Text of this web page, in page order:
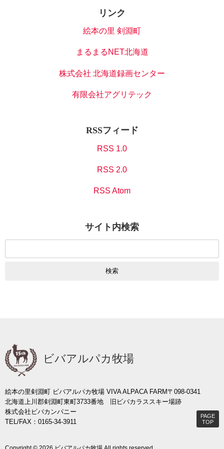
リンク
絵本の里 剣淵町
まるまるNET北海道
株式会社 北海道録画センター
有限会社アグリテック
RSSフィード
RSS 1.0
RSS 2.0
RSS Atom
サイト内検索
ビバアルパカ牧場
絵本の里剣淵町 ビバアルパカ牧場 VIVA ALPACA FARM〒098-0341
北海道上川郡剣淵町東町3733番地 旧ビバカラススキー場跡
株式会社ビバカンパニー
TEL/FAX：0165-34-3911
PAGE
TOP